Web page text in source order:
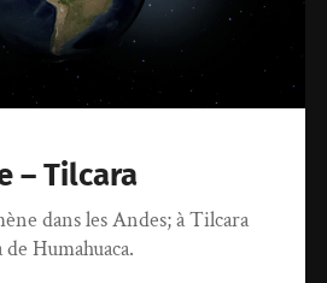
– Tilcara
dans les Andes; à Tilcara
Humahuaca.